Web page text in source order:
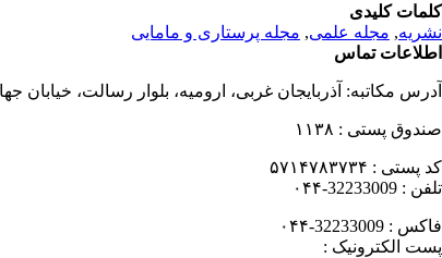
کلمات کلیدی
نشریه, مجله علمی, مجله پرستاری و مامایی
اطلاعات تماس
آدرس مکاتبه: آذربایجان غربی، ارومیه، بلوار رسالت،
صندوق پستی : ۱۱۳۸
کد پستی : ۵۷۱۴۷۸۳۷۳۴
تلفن : 32233009-۰۴۴
فاکس : 32233009-۰۴۴
پست الکترونیک :